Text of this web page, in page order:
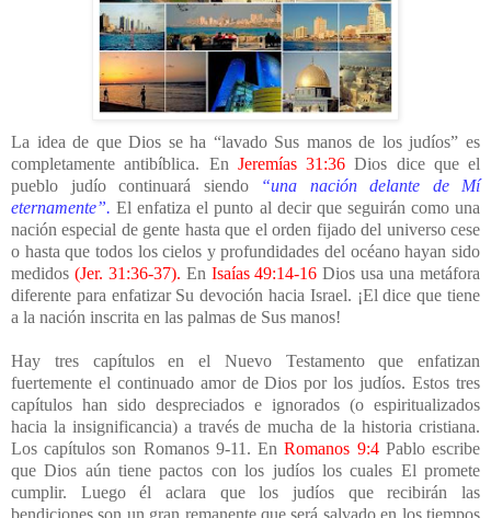
La idea de que Dios se ha “lavado Sus manos de los judíos” es
completamente antibíblica. En Jeremías 31:36 Dios dice que el
pueblo judío continuará siendo
“una nación delante de Mí
eternamente”. El enfatiza el punto al decir que seguirán como una
nación especial de gente hasta que el orden fijado del universo cese
o hasta que todos los cielos y profundidades del océano hayan sido
medidos (Jer. 31:36-37). En Isaías 49:14-16 Dios usa una metáfora
diferente para enfatizar Su devoción hacia Israel. ¡El dice que tiene
a la nación inscrita en las palmas de Sus manos!
Hay tres capítulos en el Nuevo Testamento que enfatizan
fuertemente el continuado amor de Dios por los judíos. Estos tres
capítulos han sido despreciados e ignorados (o espiritualizados
hacia la insignificancia) a través de mucha de la historia cristiana.
Los capítulos son Romanos 9-11. EnRomanos 9:4Pablo escribe
que Dios aún tiene pactos con los judíos los cuales El promete
cumplir. Luego él aclara que los judíos que recibirán las